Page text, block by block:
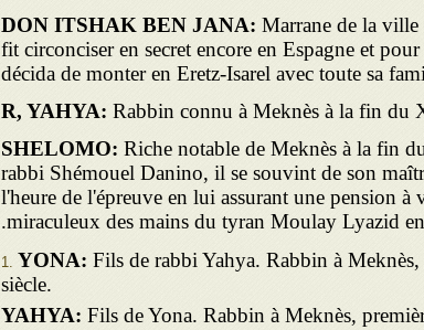
DON ITSHAK BEN JANA: Marrane de la
fit circonciser en secret encore en Espagne et
décida de monter en Eretz-Isarel avec toute sa
R, YAHYA: Rabbin connu à Meknès à la fin du
SHELOMO: Riche notable de Meknès à la fin
rabbi Shémouel Danino, il se souvint de son
l'heure de l'épreuve en lui assurant une pension à
miraculeux des mains du tyran Moulay Lyazid
YONA: Fils de rabbi Yahya. Rabbin à
siècle.
YAHYA: Fils de Yona. Rabbin à Meknès,